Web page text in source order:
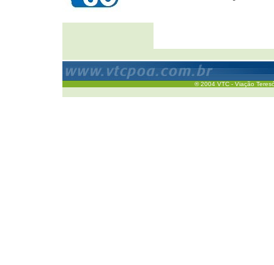
® 2004 VTC - Viação